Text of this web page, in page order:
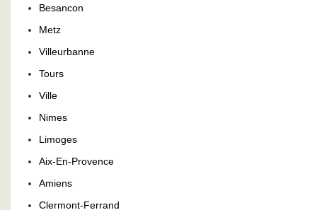
Besancon
Metz
Villeurbanne
Tours
Ville
Nimes
Limoges
Aix-En-Provence
Amiens
Clermont-Ferrand